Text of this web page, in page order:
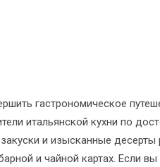
гастрономическое
итальянской кухни по
и изысканные
и чайной картах. Если вы